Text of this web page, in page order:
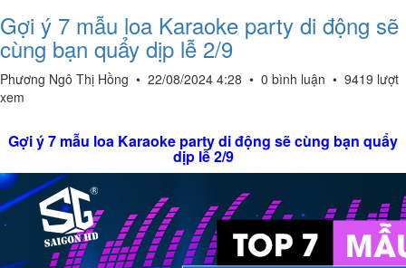
Gợi ý 7 mẫu loa Karaoke party di động sẽ
cùng bạn quẩy dịp lễ 2/9
Phương Ngô Thị Hồng • 22/08/2024 4:28 • 0 bình luận • 9419 lượt
xem
Gợi ý 7 mẫu loa Karaoke party di động sẽ cùng bạn quẩy
dịp lễ 2/9